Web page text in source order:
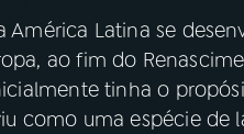
Latina se
ao fim do
tinha o
como uma espécie